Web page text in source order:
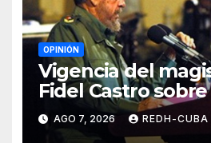
OPINIÓN
Vigencia del
Fidel Castro
del liderazgo
Por Jorge Luís
AGO 7, 2026 REDH-CUBA